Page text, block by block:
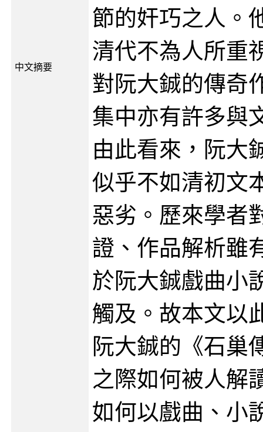
中文摘要
節的奸巧之人。
清代不為人所重
對阮大鋮的傳奇
集中亦有許多與
由此看來，阮大
似乎不如清初文
惡劣。歷來學者
證、作品解析雖
於阮大鋮戲曲小
觸及。故本文以
阮大鋮的《石巢
之際如何被人解
如何以戲曲、小